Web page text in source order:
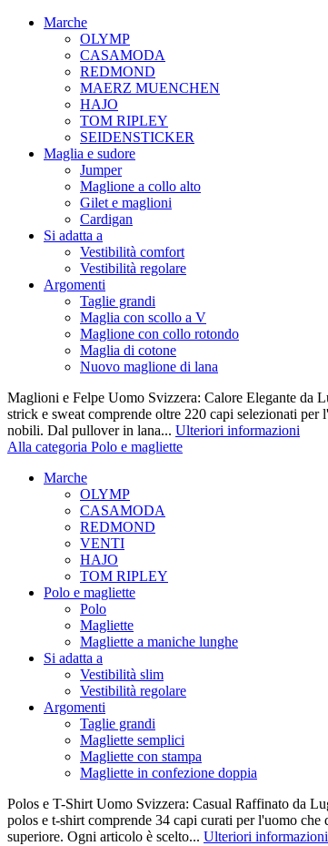
Marche
OLYMP
CASAMODA
REDMOND
MAERZ MUENCHEN
HAJO
TOM RIPLEY
SEIDENSTICKER
Maglia e sudore
Jumper
Maglione a collo alto
Gilet e maglioni
Cardigan
Si adatta a
Vestibilità comfort
Vestibilità regolare
Argomenti
Taglie grandi
Maglia con scollo a V
Maglione con collo rotondo
Maglia di cotone
Nuovo maglione di lana
Maglioni e Felpe Uomo Svizzera: Calore Elegante da
strick e sweat comprende oltre 220 capi selezionati
nobili. Dal pullover in lana... Ulteriori informazioni
Alla categoria Polo e magliette
Marche
OLYMP
CASAMODA
REDMOND
VENTI
HAJO
TOM RIPLEY
Polo e magliette
Polo
Magliette
Magliette a maniche lunghe
Si adatta a
Vestibilità slim
Vestibilità regolare
Argomenti
Taglie grandi
Magliette semplici
Magliette con stampa
Magliette in confezione doppia
Polos e T-Shirt Uomo Svizzera: Casual Raffinato da
polos e t-shirt comprende 34 capi curati per l'uomo che
superiore. Ogni articolo è scelto... Ulteriori informazioni